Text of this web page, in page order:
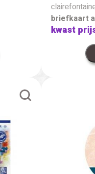
briefkaart
kwast